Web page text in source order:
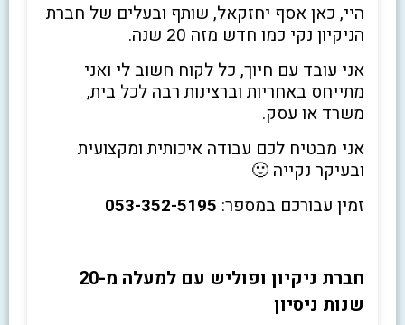
היי, כאן אסף יחזקאל, שותף ובעלים של חברת
הניקיון נקי כמו חדש מזה 20 שנה.
אני עובד עם חיוך, כל לקוח חשוב לי ואני
מתייחס באחריות וברצינות רבה לכל בית,
משרד או עסק.
אני מבטיח לכם עבודה איכותית ומקצועית
ובעיקר נקייה 🙂
זמין עבורכם במספר: 053-352-5195
חברת ניקיון ופוליש עם למעלה מ-20
שנות ניסיון